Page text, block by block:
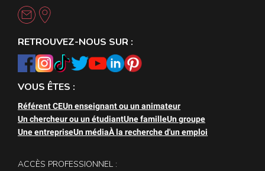
RETROUVEZ-NOUS SUR :
VOUS ÊTES :
Référent CEUn enseignant ou un animateur
Un chercheur ou un étudiantUne familleUn groupe
Une entrepriseUn médiaÀ la recherche d'un emploi
ACCÈS PROFESSIONNEL :